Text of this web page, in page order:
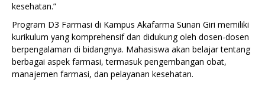
kesehatan.”
Program D3 Farmasi di Kampus Akafarma Sunan Giri memiliki
kurikulum yang komprehensif dan didukung oleh dosen-dosen
berpengalaman di bidangnya. Mahasiswa akan belajar tentang
berbagai aspek farmasi, termasuk pengembangan obat,
manajemen farmasi, dan pelayanan kesehatan.